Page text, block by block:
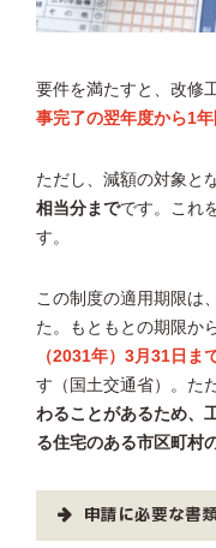
要件を満たすと、改修
事完了の翌年度から1
ただし、減額の対象と
相当分までです。これ
す。
この制度の適用期限は
た。もともとの期限か
（2031年）3月31日ま
す（国土交通省）。た
わることがあるため、
る住宅のある市区町村
申請に必要な書